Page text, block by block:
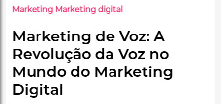
MarketingMarketing digital
Storydoing: Mais do que
Contar Histórias, é Vivi-
las